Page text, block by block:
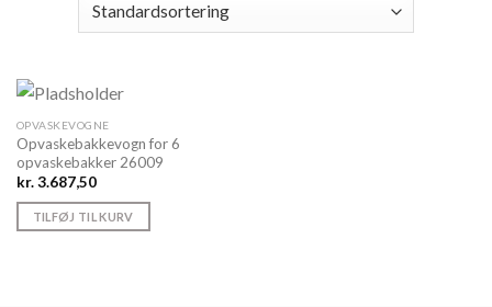
OPVASKEVOGNE
Opvaskebakkevogn for 6
opvaskebakker 26009
kr.3.687,50
TILFØJ TIL KURV